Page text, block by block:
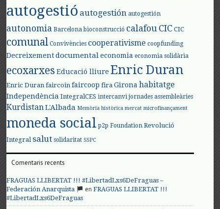
autogestió autogestión autogestión
autonomia Barcelona bioconstrucció calafouCIC CIC
comunal Convivències cooperativisme coopfunding
Decreixement documental economia economia solidària
ecoxarxes Educació lliure Enric Duran
Enric Duran faircoin faircoop fira Girona habitatge
Independència IntegralCES intercanvi jornades assembleàries
KurdistanL'Albada Memòria històrica mercat microfinançament
moneda social p2p Foundation Revolució
Integral salut solidaritat SSPC
Comentaris recents
FRAGUAS LLIBERTAT !!! #LibertadLxs6DeFraguas –
Federación Anarquista
enFRAGUAS LLIBERTAT !!!
#LibertadLxs6DeFraguas